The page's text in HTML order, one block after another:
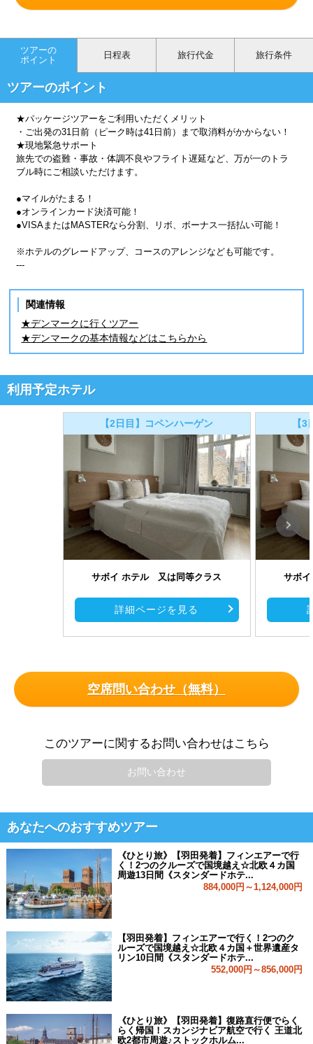
ツアーの
ポイント
日程表 旅行代金 旅行条件
ツアーのポイント
★パッケージツアーをご利用いただくメリット
・ご出発の31日前（ピーク時は41日前）まで取消料がかからない！
★現地緊急サポート
旅先での盗難・事故・体調不良やフライト遅延など、万が一のトラ
ブル時にご相談いただけます。
●マイルがたまる！
●オンラインカード決済可能！
●VISAまたはMASTERなら分割、リボ、ボーナス一括払い可能！
※ホテルのグレードアップ、コースのアレンジなども可能です。
---
関連情報
★デンマークに行くツアー
★デンマークの基本情報などはこちらから
利用予定ホテル
【2日目】コペンハーゲン
サボイ ホテル 又は同等クラス
詳細ページを見る
【
サボ
空席問い合わせ（無料）
このツアーに関するお問い合わせはこちら
お問い合わせ
あなたへのおすすめツアー
《ひとり旅》【羽田発着】フィンエアーで行
く！2つのクルーズで国境越え☆北欧４カ国
周遊13日間《スタンダードホテ...
884,000円～1,124,000円
【羽田発着】フィンエアーで行く！2つのク
ルーズで国境越え☆北欧４カ国＋世界遺産タ
リン10日間《スタンダードホテ...
552,000円～856,000円
《ひとり旅》【羽田発着】復路直行便でらく
らく帰国！スカンジナビア航空で行く 王道北
欧2都市周遊♪ストックホルム...